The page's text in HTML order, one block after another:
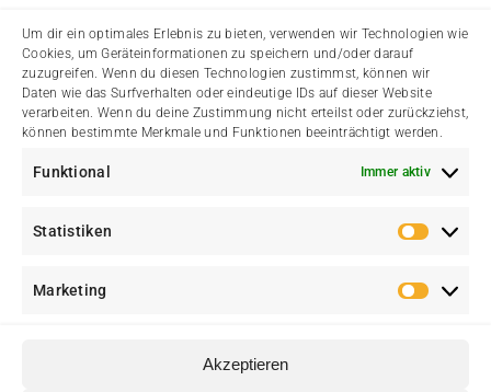
Um dir ein optimales Erlebnis zu bieten, verwenden wir Technologien wie
Cookies, um Geräteinformationen zu speichern und/oder darauf
zuzugreifen. Wenn du diesen Technologien zustimmst, können wir
Daten wie das Surfverhalten oder eindeutige IDs auf dieser Website
verarbeiten. Wenn du deine Zustimmung nicht erteilst oder zurückziehst,
können bestimmte Merkmale und Funktionen beeinträchtigt werden.
Funktional Immer aktiv
Statistiken
Marketing
Akzeptieren
Aktuelle Dorfgeschichten
Städtische Meldungen
Amtliche Bekanntmachung
Wälster Branchenbuch
Der Heimatverein